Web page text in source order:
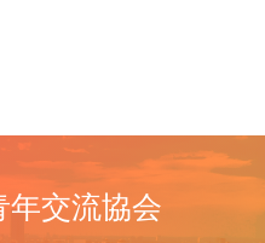
年交流協会